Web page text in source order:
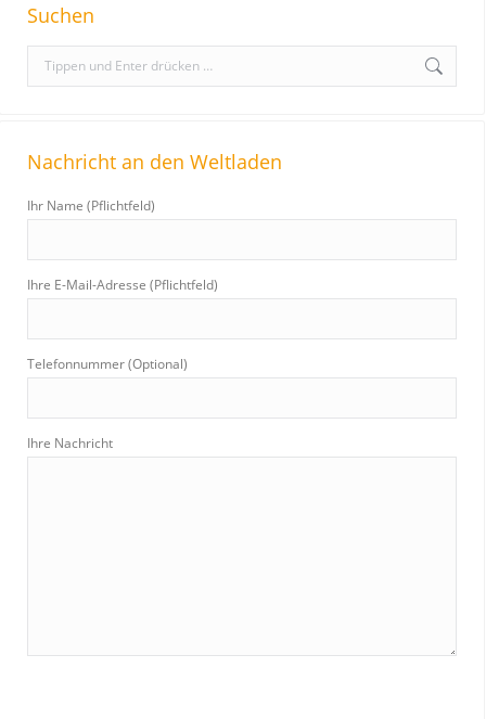
Suchen
e
c
:
Nachricht an den Weltladen
Ihr Name (Pflichtfeld)
Ihre E-Mail-Adresse (Pflichtfeld)
Telefonnummer (Optional)
Ihre Nachricht